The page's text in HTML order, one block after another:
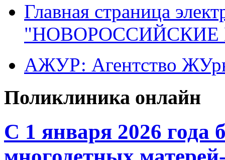
Главная страница
"НОВОРОССИЙСКИЕ
АЖУР: Агентство
Поликлиника онлайн
С 1 января 2026 года